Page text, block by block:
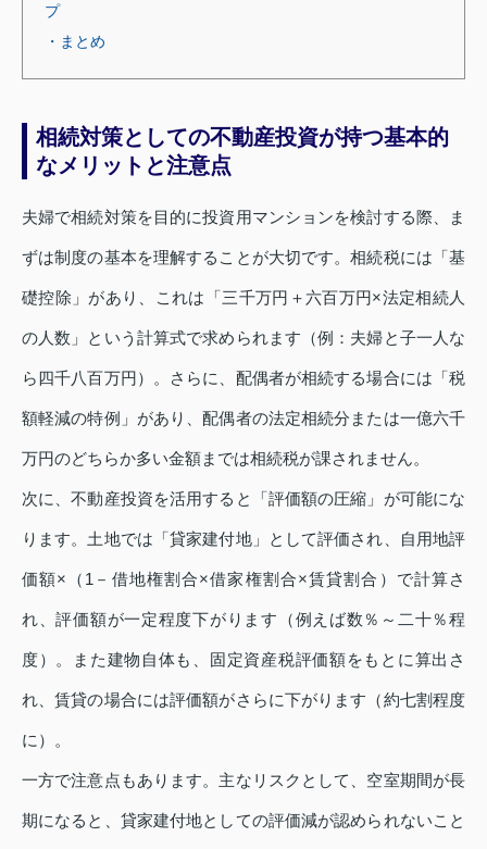
プ
・まとめ
相続対策としての不動産投資が持つ基本的
なメリットと注意点
夫婦で相続対策を目的に投資用マンションを検討する際、ま
ずは制度の基本を理解することが大切です。相続税には「基
礎控除」があり、これは「三千万円＋六百万円×法定相続人
の人数」という計算式で求められます（例：夫婦と子一人な
ら四千八百万円）。さらに、配偶者が相続する場合には「税
額軽減の特例」があり、配偶者の法定相続分または一億六千
万円のどちらか多い金額までは相続税が課されません。
次に、不動産投資を活用すると「評価額の圧縮」が可能にな
ります。土地では「貸家建付地」として評価され、自用地評
価額×（1－借地権割合×借家権割合×賃貸割合）で計算さ
れ、評価額が一定程度下がります（例えば数％～二十％程
度）。また建物自体も、固定資産税評価額をもとに算出さ
れ、賃貸の場合には評価額がさらに下がります（約七割程度
に）。
一方で注意点もあります。主なリスクとして、空室期間が長
期になると、貸家建付地としての評価減が認められないこと